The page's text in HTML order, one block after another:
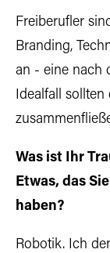
Freiberufler
Branding,
an - eine nach
Idealfall sollten
Was ist Ihr
Etwas, das
haben?
Robotik. Ich